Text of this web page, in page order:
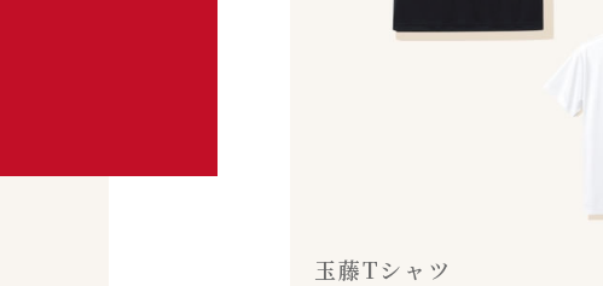
玉藤特製とんかつソース
玉藤Tシャツ